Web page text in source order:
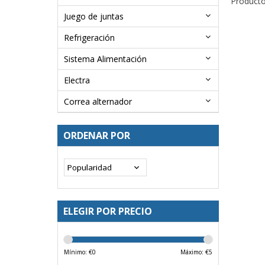
Juego de juntas
Refrigeración
Sistema Alimentación
Electra
Correa alternador
ORDENAR POR
ELEGIR POR PRECIO
Mínimo: €0 Máximo: €5